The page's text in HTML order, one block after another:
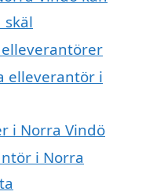
skäl
elleverantör i
i Norra Vindö
i Norra